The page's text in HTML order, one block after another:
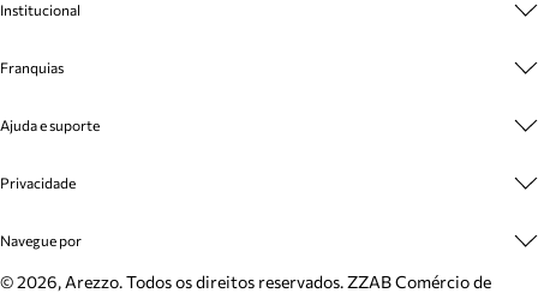
Institucional
Cashback
Venda Corporativa
Mapa do Site
Mundo Arezzo
Franquias
Plano de Negócio
Ajuda e suporte
Cadastro
Meus Pedidos
Privacidade
Politica e Privacidade
Navegue por
Sapatos
©2026, Arezzo. Todos os direitos reservados.ZZAB Comércio de